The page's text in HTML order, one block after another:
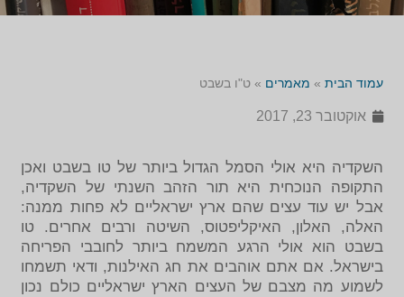
עמוד הבית » מאמרים »ט"ו בשבט
אוקטובר 23, 2017
השקדיה היא אולי הסמל הגדול ביותר של טו בשבט ואכן
התקופה הנוכחית היא תור הזהב השנתי של השקדיה,
אבל יש עוד עצים שהם ארץ ישראליים לא פחות ממנה:
האלה, האלון, האיקליפטוס, השיטה ורבים אחרים. טו
בשבט הוא אולי הרגע המשמח ביותר לחובבי הפריחה
בישראל. אם אתם אוהבים את חג האילנות, ודאי תשמחו
לשמוע מה מצבם של העצים הארץ ישראליים כולם נכון